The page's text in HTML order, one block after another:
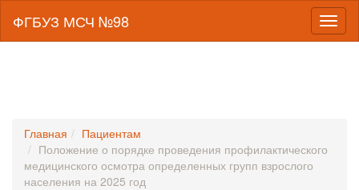
ФГБУЗ МСЧ №98
Главная
Пациентам
Положение о порядке проведения профилактического
медицинского осмотра определенных групп взрослого
населения на 2025 год